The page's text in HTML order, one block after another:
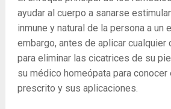
ayudar al cuerpo a sanarse
inmune y natural de la persona a un
embargo, antes de aplicar cualquier
para eliminar las cicatrices de su
su médico homeópata para conocer
prescrito y sus aplicaciones.